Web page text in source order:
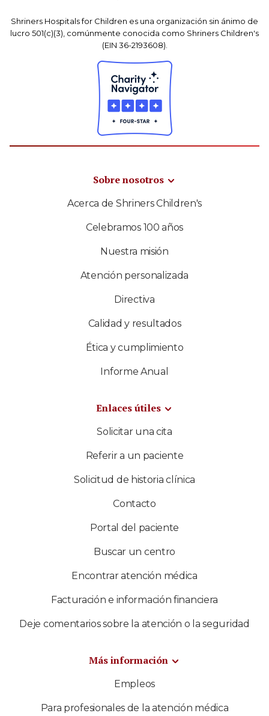
Shriners Hospitals for Children es una organización sin ánimo de
lucro 501(c)(3), comúnmente conocida como Shriners Children's
(EIN 36-2193608).
Sobre nosotros
Acerca de Shriners Children's
Celebramos 100 años
Nuestra misión
Atención personalizada
Directiva
Calidad y resultados
Ética y cumplimiento
Informe Anual
Enlaces útiles
Solicitar una cita
Referir a un paciente
Solicitud de historia clínica
Contacto
Portal del paciente
Buscar un centro
Encontrar atención médica
Facturación e información financiera
Deje comentarios sobre la atención o la seguridad
Más información
Empleos
Para profesionales de la atención médica